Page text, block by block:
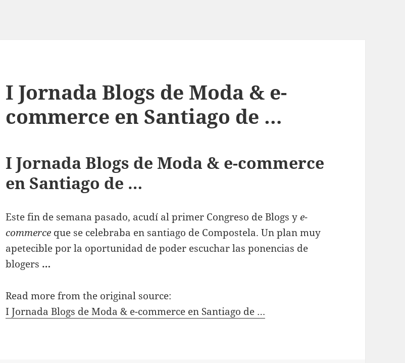
I Jornada Blogs de Moda & e-
commerce en Santiago de …
I Jornada Blogs de Moda & e-commerce
en Santiago de …
Este fin de semana pasado, acudí al primer Congreso de Blogs ye-
commerce que se celebraba en santiago de Compostela. Un plan muy
apetecible por la oportunidad de poder escuchar las ponencias de
blogers …
Read more from the original source:
I Jornada Blogs de Moda & e-commerce en Santiago de …